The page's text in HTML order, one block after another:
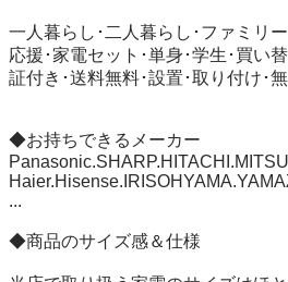
一人暮らし･二人暮らし･ファミリ
応援･家電セット･単身･学生･買い
証付き･送料無料･設置･取り付け･
◆お持ちできるメーカー
...
◆商品のサイズ感＆仕様